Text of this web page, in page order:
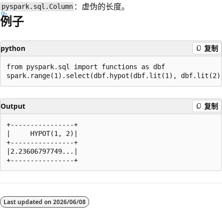
pyspark.sql.Column ：虚伪的长度。
例子
python 复制
from pyspark.sql import functions as dbf
Output 复制
+----------------+
|     HYPOT(1, 2)|
+----------------+
|2.23606797749...|
模Last updated on 2026/06/08